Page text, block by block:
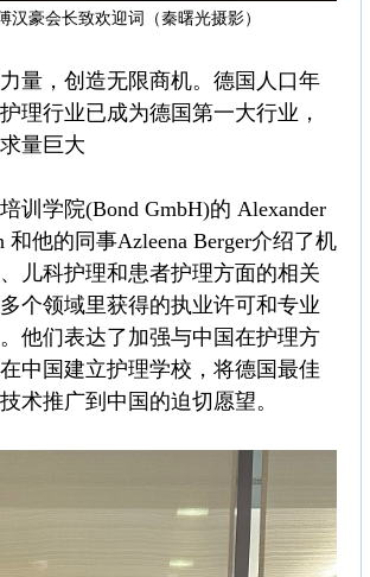
汉豪会长致欢迎词（秦曙光摄影）
量，创造无限商机。德国人口年
理行业已成为德国第一大行业，
量巨大
训学院(Bond GmbH)的 Alexander
和他的同事Azleena Berger介绍了机
儿科护理和患者护理方面的相关
个领域里获得的执业许可和专业
他们表达了加强与中国在护理方
中国建立护理学校，将德国最佳
术推广到中国的迫切愿望。